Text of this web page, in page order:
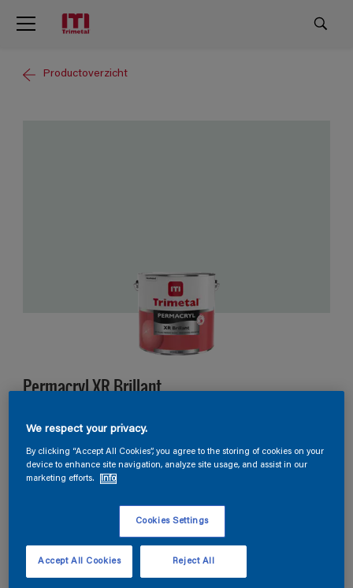
Productoverzicht
Permacryl XR Brillant
NN.02.87
Kleur wijzigen
Verfcalculator
We respect your privacy.
By clicking “Accept All Cookies”, you agree to the storing of cookies on your
device to enhance site navigation, analyze site usage, and assist in our
marketing efforts.
Info
Cookies Settings
Reject All
Accept All Cookies